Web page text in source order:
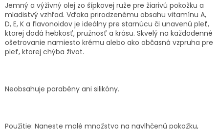
Jemný a výživný olej zo šípkovej ruže pre žiarivú pokožku a
mladistvý vzhľad. Vďaka prirodzenému obsahu vitamínu A,
D, E, K a flavonoidov je ideálny pre starnúcu či unavenú pleť,
ktorej dodá hebkosť, pružnosť a krásu. Skvelý na každodenné
ošetrovanie namiesto krému alebo ako občasná vzpruha pre
pleť, ktorej chýba život.
Neobsahuje parabény ani silikóny.
Použitie: Naneste malé množstvo na navlhčenú pokožku,